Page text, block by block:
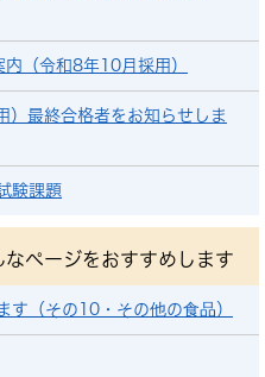
（令和8年10月採用）
最終合格者をお知らせしま
験課題
なページをおすすめします
す（その10・その他の食品）